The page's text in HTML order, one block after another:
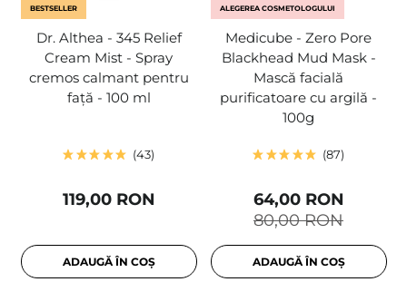
BESTSELLER
Dr. Althea - 345 Relief
Cream Mist - Spray
cremos calmant pentru
față - 100 ml
43
119,00 RON
ADAUGĂ ÎN COȘ
ALEGEREA COSMETOLOGULUI
Medicube - Zero Pore
Blackhead Mud Mask -
Mască facială
purificatoare cu argilă -
100g
87
80,00 RON
64,00 RON
ADAUGĂ ÎN COȘ